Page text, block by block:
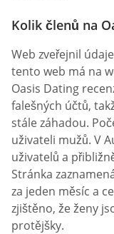
Kolik členů na
Web zveřejnil
tento web má na
Oasis Dating
falešných účtů,
stále záhadou.
uživateli mužů. V
uživatelů a
Stránka
za jeden měsíc a
zjištěno, že ženy
protějšky.